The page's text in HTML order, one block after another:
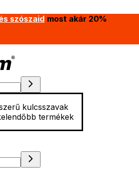
szószaid most akár 20%
kulcsszavak
termékek